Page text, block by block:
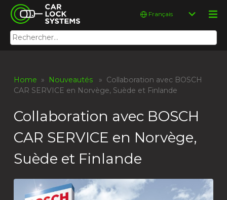
Skip
content
Car Lock Systems
Car Lock Systems
Rechercher :
Choisir
langue
Home » Nouveautés » Collaboration avec BOSCH
CAR SERVICE en Norvège, Suède et Finlande
Collaboration avec BOSCH
CAR SERVICE en Norvège,
Suède et Finlande